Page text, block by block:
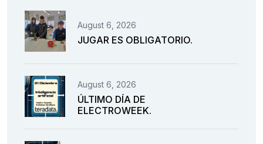
August 6, 2026
JUGAR ES OBLIGATORIO.
August 6, 2026
ÚLTIMO DÍA DE
ELECTROWEEK.